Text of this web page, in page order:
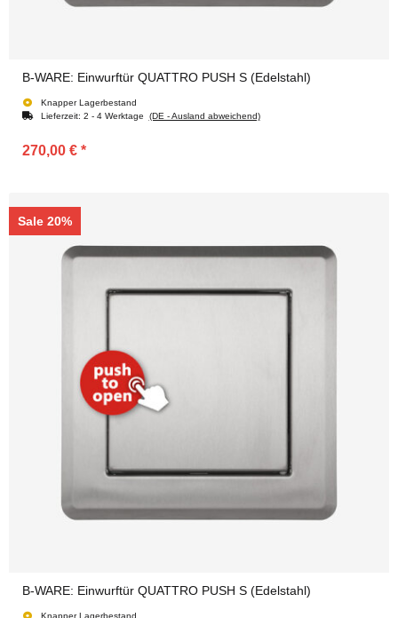
B-WARE: Einwurftür QUATTRO PUSH S (Edelstahl)
Knapper Lagerbestand
Lieferzeit: 2 - 4 Werktage (DE - Ausland abweichend)
270,00 € *
Sale 20%
B-WARE: Einwurftür QUATTRO PUSH S (Edelstahl)
Knapper Lagerbestand